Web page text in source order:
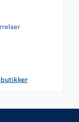
butikker